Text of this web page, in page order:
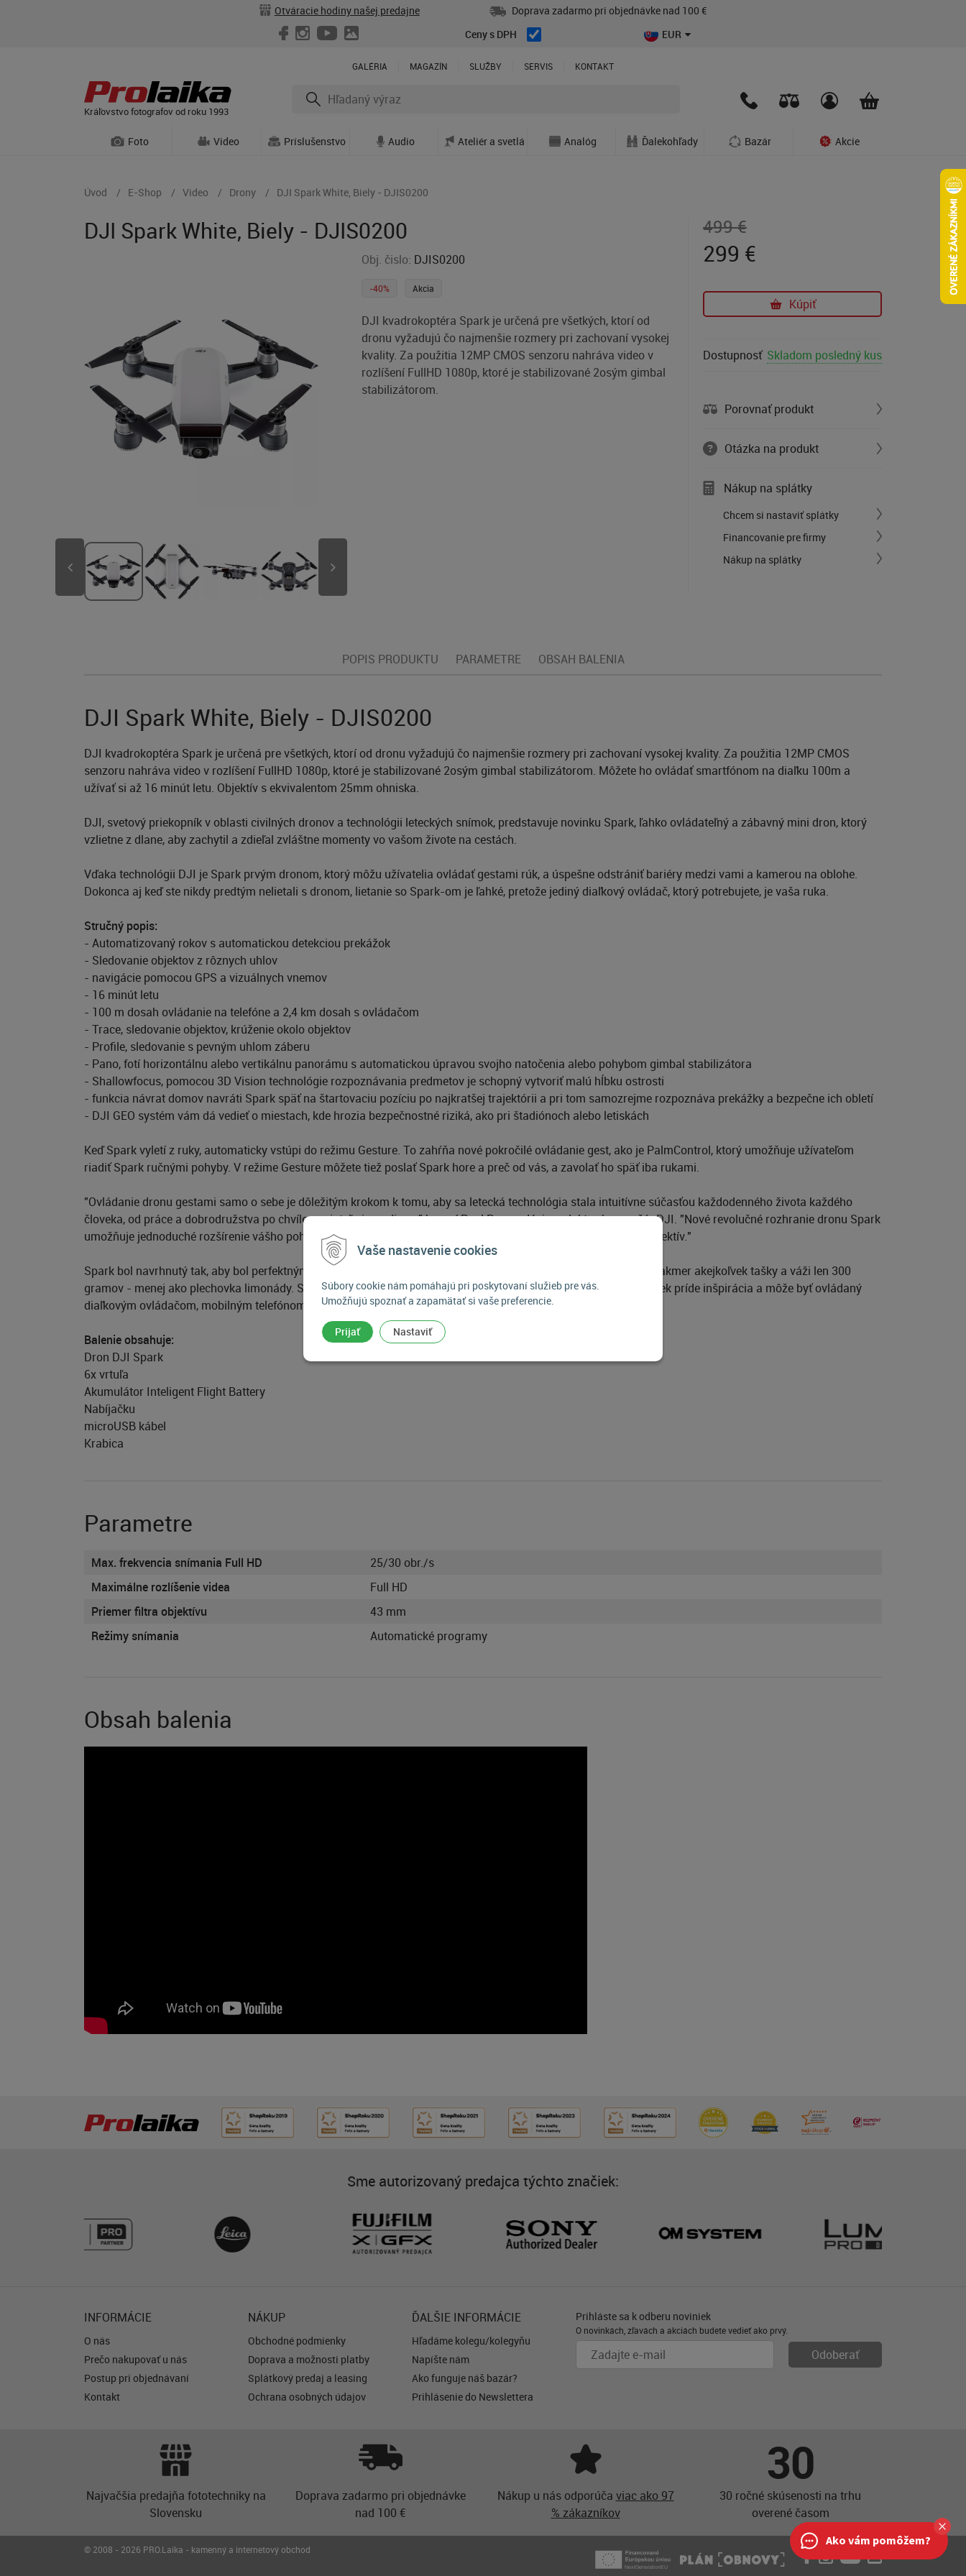
Vaše nastavenie cookies
Súbory cookie nám pomáhajú pri poskytovaní služieb pre vás.
Umožňujú spoznať a zapamätať si vaše preferencie.
Prijať Nastaviť
Otváracie hodiny našej predajne
Doprava zadarmo pri objednávke nad 100 €
Ceny s DPH
EUR
GALÉRIA MAGAZÍN SLUŽBY SERVIS KONTAKT
Kráľovstvo fotografov od roku 1993
Foto Video Príslušenstvo Audio Ateliér a svetlá Analóg Ďalekohľady Bazár Akcie
Úvod E-Shop Video Drony DJI Spark White, Biely - DJIS0200
DJI Spark White, Biely - DJIS0200
Obj. čislo: DJIS0200
-40% Akcia
DJI kvadrokoptéra Spark je určená pre všetkých, ktorí od
dronu vyžadujú čo najmenšie rozmery pri zachovaní vysokej
kvality. Za použitia 12MP CMOS senzoru nahráva video v
rozlíšení FullHD 1080p, ktoré je stabilizované 2osým gimbal
stabilizátorom.
499 €
299 €
Kúpiť
Dostupnosť Skladom posledný kus
Porovnať produkt
Otázka na produkt
Nákup na splátky
Chcem si nastaviť splátky
Financovanie pre firmy
Nákup na splátky
POPIS PRODUKTU PARAMETRE OBSAH BALENIA
DJI Spark White, Biely - DJIS0200
DJI kvadrokoptéra Spark je určená pre všetkých, ktorí od dronu vyžadujú čo najmenšie rozmery pri zachovaní vysokej kvality. Za použitia 12MP CMOS
senzoru nahráva video v rozlíšení FullHD 1080p, ktoré je stabilizované 2osým gimbal stabilizátorom. Môžete ho ovládať smartfónom na diaľku 100m a
užívať si až 16 minút letu. Objektív s ekvivalentom 25mm ohniska.
DJI, svetový priekopník v oblasti civilných dronov a technológii leteckých snímok, predstavuje novinku Spark, ľahko ovládateľný a zábavný mini dron, ktorý
vzlietne z dlane, aby zachytil a zdieľal zvláštne momenty vo vašom živote na cestách.
Vďaka technológii DJI je Spark prvým dronom, ktorý môžu užívatelia ovládať gestami rúk, a úspešne odstrániť bariéry medzi vami a kamerou na oblohe.
Dokonca aj keď ste nikdy predtým nelietali s dronom, lietanie so Spark-om je ľahké, pretože jediný diaľkový ovládač, ktorý potrebujete, je vaša ruka.
Stručný popis:
- Automatizovaný rokov s automatickou detekciou prekážok
- Sledovanie objektov z rôznych uhlov
- navigácie pomocou GPS a vizuálnych vnemov
- 16 minút letu
- 100 m dosah ovládanie na telefóne a 2,4 km dosah s ovládačom
- Trace, sledovanie objektov, krúženie okolo objektov
- Profile, sledovanie s pevným uhlom záberu
- Pano, fotí horizontálnu alebo vertikálnu panorámu s automatickou úpravou svojho natočenia alebo pohybom gimbal stabilizátora
- Shallowfocus, pomocou 3D Vision technológie rozpoznávania predmetov je schopný vytvoriť malú hĺbku ostrosti
- funkcia návrat domov navráti Spark späť na štartovaciu pozíciu po najkratšej trajektórii a pri tom samozrejme rozpoznáva prekážky a bezpečne ich obletí
- DJI GEO systém vám dá vedieť o miestach, kde hrozia bezpečnostné riziká, ako pri štadiónoch alebo letiskách
Keď Spark vyletí z ruky, automaticky vstúpi do režimu Gesture. To zahŕňa nové pokročilé ovládanie gest, ako je PalmControl, ktorý umožňuje užívateľom
riadiť Spark ručnými pohyby. V režime Gesture môžete tiež poslať Spark hore a preč od vás, a zavolať ho späť iba rukami.
"Ovládanie dronu gestami samo o sebe je dôležitým krokom k tomu, aby sa letecká technológia stala intuitívne súčasťou každodenného života každého
človeka, od práce a dobrodružstva po chvíle s priateľmi a rodinou," hovorí Paul Pan, vedúci produktový manažér DJI. "Nové revolučné rozhranie dronu Spark
umožňuje jednoduché rozšírenie vášho pohľadu, takže je ľahšie ako inokedy zachytiť a zdieľať svet z nových perspektív."
Spark bol navrhnutý tak, aby bol perfektným životným štýlom, ktorý môžete vziať kdekoľvek. Ľahko sa zmestí do takmer akejkoľvek tašky a váži len 300
gramov - menej ako plechovka limonády. Spark je pripravený naštartovať v priebehu niekoľkých sekúnd, kedykoľvek príde inšpirácia a môže byť ovládaný
diaľkovým ovládačom, mobilným telefónom alebo gestami rúk.
Balenie obsahuje:
Dron DJI Spark
6x vrtuľa
Akumulátor Inteligent Flight Battery
Nabíjačku
microUSB kábel
Krabica
Parametre
Max. frekvencia snímania Full HD
25/30 obr./s
Maximálne rozlíšenie videa
Full HD
Priemer filtra objektívu
43 mm
Režimy snímania
Automatické programy
Obsah balenia
Sme autorizovaný predajca týchto značiek:
INFORMÁCIE
O nás
Prečo nakupovať u nás
Postup pri objednávaní
Kontakt
NÁKUP
Obchodné podmienky
Doprava a možnosti platby
Splátkový predaj a leasing
Ochrana osobných údajov
ĎALŠIE INFORMÁCIE
Hľadáme kolegu/kolegyňu
Napíšte nám
Ako funguje náš bazár?
Prihlásenie do Newslettera
Prihláste sa k odberu noviniek
O novinkách, zľavách a akciách budete vedieť ako prvý.
Najvačšia predajňa fototechniky na
Slovensku
Doprava zadarmo pri objednávke
nad 100 €
Nákup u nás odporúča viac ako 97
% zákazníkov
30
30 ročné skúsenosti na trhu
overené časom
© 2008 - 2026 PRO.Laika - kamenný a internetový obchod
Ako vám pomôžem?